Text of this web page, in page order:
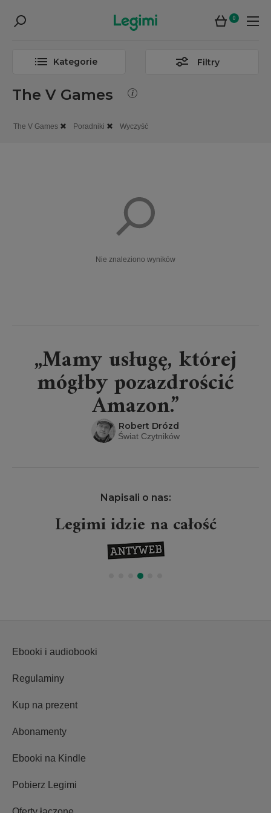
0
Kategorie Filtry
The V Games
The V Games Poradniki Wyczyść
Nie znaleziono wyników
„Mamy usługę, której
mógłby pozazdrościć
Amazon.”
Robert Drózd
Świat Czytników
Napisali o nas:
Legimi idzie na całość
Ebooki i audiobooki
Regulaminy
Kup na prezent
Abonamenty
Ebooki na Kindle
Pobierz Legimi